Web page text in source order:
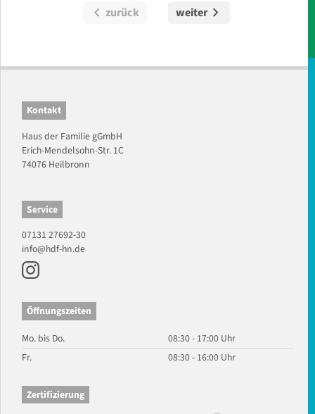
chevron_left zurück weiterchevron_right
Kontakt
Haus der Familie gGmbH
Erich-Mendelsohn-Str. 1C
74076 Heilbronn
Service
07131 27692-30
info@hdf-hn.de
Öffnungszeiten
Mo. bis Do.
08:30 - 17:00 Uhr
Fr.
08:30 - 16:00 Uhr
Zertifizierung